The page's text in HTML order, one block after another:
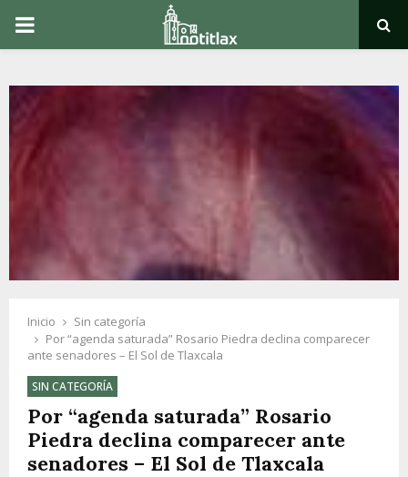
PRIMARY
Inicio
Sin categoría
Por “agenda saturada” Rosario Piedra declina comparecer
ante senadores – El Sol de Tlaxcala
SIN CATEGORÍA
Por “agenda saturada” Rosario
Piedra declina comparecer ante
senadores – El Sol de Tlaxcala